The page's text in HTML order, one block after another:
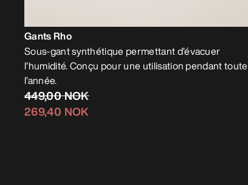
Gants Rho
Sous-gant synthétique permettant d’évacuer
l’humidité. Conçu pour une utilisation pendant toute
l’année.
449,00 NOK
269,40 NOK